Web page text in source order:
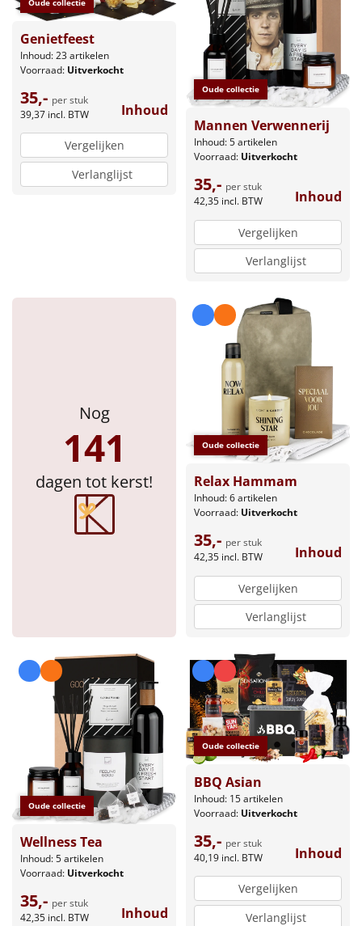
Genietfeest
Inhoud: 23 artikelen
Voorraad: Uitverkocht
35,- per stuk
39,37 incl. BTW Inhoud
Vergelijken
Verlanglijst
Oude collectie
Mannen Verwennerij
Inhoud: 5 artikelen
Voorraad: Uitverkocht
35,- per stuk
42,35 incl. BTW Inhoud
Vergelijken
Verlanglijst
Nog
141
dagen tot kerst!
Oude collectie
Relax Hammam
Inhoud: 6 artikelen
Voorraad: Uitverkocht
35,- per stuk
42,35 incl. BTW Inhoud
Vergelijken
Verlanglijst
Oude collectie
Wellness Tea
Inhoud: 5 artikelen
Voorraad: Uitverkocht
35,- per stuk
42,35 incl. BTW Inhoud
Oude collectie
BBQ Asian
Inhoud: 15 artikelen
Voorraad: Uitverkocht
35,- per stuk
40,19 incl. BTW Inhoud
Vergelijken
Verlanglijst